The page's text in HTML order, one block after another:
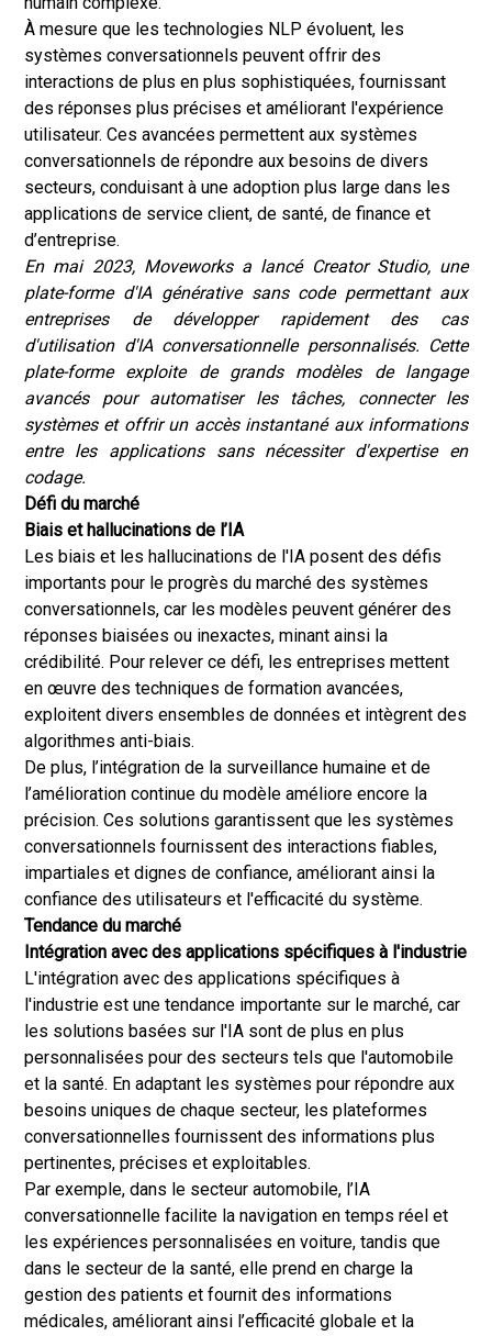
À mesure que les technologies NLP évoluent, les
systèmes conversationnels peuvent offrir des
interactions de plus en plus sophistiquées, fournissant
des réponses plus précises et améliorant l'expérience
utilisateur. Ces avancées permettent aux systèmes
conversationnels de répondre aux besoins de divers
secteurs, conduisant à une adoption plus large dans les
applications de service client, de santé, de finance et
d’entreprise.
En mai 2023, Moveworks a lancé Creator Studio, une
plate-forme d'IA générative sans code permettant aux
entreprises de développer rapidement des cas
d'utilisation d'IA conversationnelle personnalisés. Cette
plate-forme exploite de grands modèles de langage
avancés pour automatiser les tâches, connecter les
systèmes et offrir un accès instantané aux informations
entre les applications sans nécessiter d'expertise en
codage.
Défi du marché
Biais et hallucinations de l’IA
Les biais et les hallucinations de l'IA posent des défis
importants pour le progrès du marché des systèmes
conversationnels, car les modèles peuvent générer des
réponses biaisées ou inexactes, minant ainsi la
crédibilité. Pour relever ce défi, les entreprises mettent
en œuvre des techniques de formation avancées,
exploitent divers ensembles de données et intègrent des
algorithmes anti-biais.
De plus, l’intégration de la surveillance humaine et de
l’amélioration continue du modèle améliore encore la
précision. Ces solutions garantissent que les systèmes
conversationnels fournissent des interactions fiables,
impartiales et dignes de confiance, améliorant ainsi la
confiance des utilisateurs et l'efficacité du système.
Tendance du marché
Intégration avec des applications spécifiques à l'industrie
L'intégration avec des applications spécifiques à
l'industrie est une tendance importante sur le marché, car
les solutions basées sur l'IA sont de plus en plus
personnalisées pour des secteurs tels que l'automobile
et la santé. En adaptant les systèmes pour répondre aux
besoins uniques de chaque secteur, les plateformes
conversationnelles fournissent des informations plus
pertinentes, précises et exploitables.
Par exemple, dans le secteur automobile, l’IA
conversationnelle facilite la navigation en temps réel et
les expériences personnalisées en voiture, tandis que
dans le secteur de la santé, elle prend en charge la
gestion des patients et fournit des informations
médicales, améliorant ainsi l’efficacité globale et la